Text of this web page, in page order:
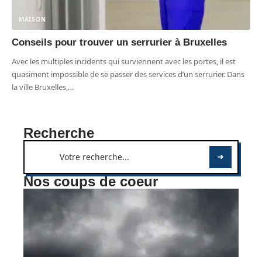
MAISON
Conseils pour trouver un serrurier à Bruxelles
Avec les multiples incidents qui surviennent avec les portes, il est
quasiment impossible de se passer des services d’un serrurier. Dans
la ville Bruxelles,…
Recherche
Nos coups de coeur